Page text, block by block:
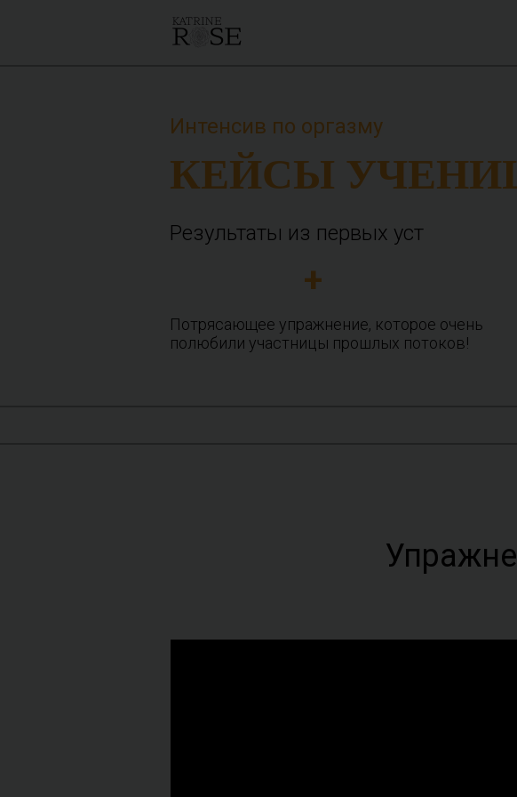
КЕЙСЫ
Интенсив по оргазму
Результаты из первых уст
Потрясающее упражнение, которое очень
полюбили участницы прошлых потоков!
+